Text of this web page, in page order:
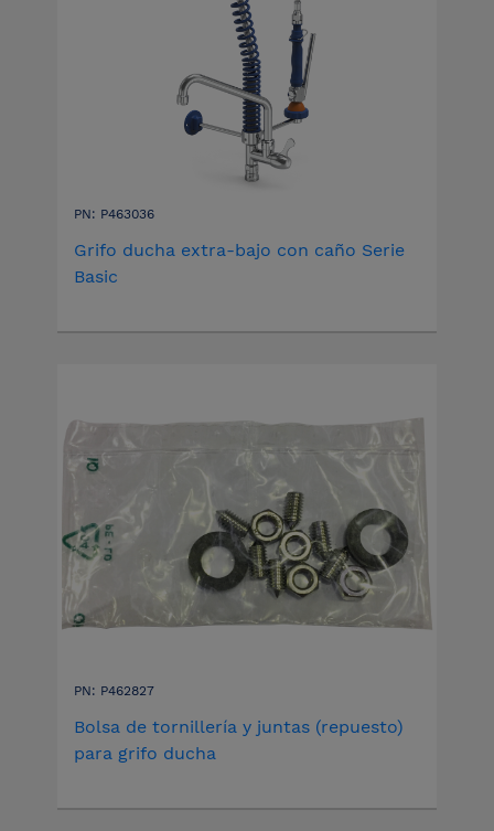
PN: P463036
Grifo ducha extra-bajo con caño Serie
Basic
PN: P462827
Bolsa de tornillería y juntas (repuesto)
para grifo ducha